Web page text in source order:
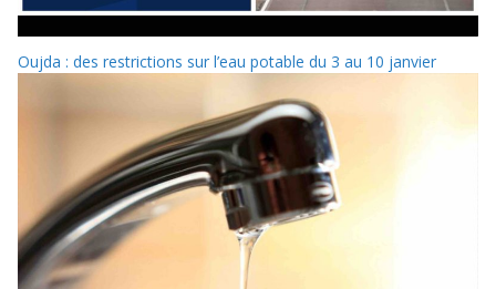
Oujda : des restrictions sur l’eau potable du 3 au 10 janvier